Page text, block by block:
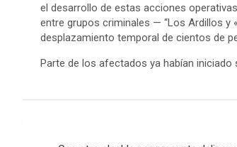
el desarrollo de estas acciones
entre grupos criminales — “Los Ardillos y
desplazamiento temporal de cientos de
Parte de los afectados ya habían